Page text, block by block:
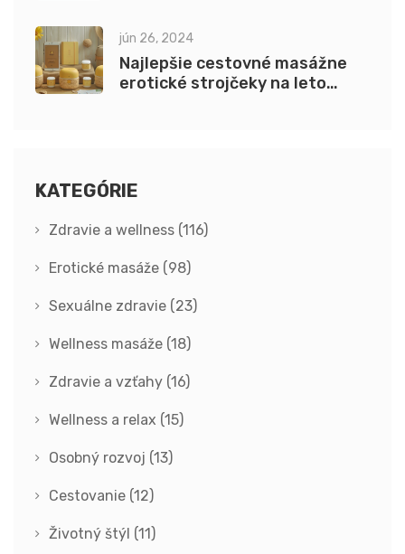
jún 26, 2024
Najlepšie cestovné masážne
erotické strojčeky na leto
KATEGÓRIE
Zdravie a wellness (116)
Erotické masáže (98)
Sexuálne zdravie (23)
Wellness masáže (18)
Zdravie a vzťahy (16)
Wellness a relax (15)
Osobný rozvoj (13)
Cestovanie (12)
Životný štýl (11)